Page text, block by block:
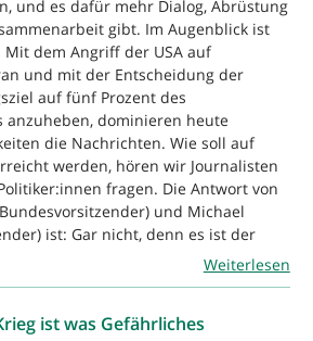
und es dafür mehr Dialog, Abrüstung
gibt. Im Augenblick ist
Mit dem Angriff der USA auf
und mit der Entscheidung der
auf fünf Prozent des
dominieren heute
die Nachrichten. Wie soll auf
werden, hören wir Journalisten
fragen. Die Antwort von
und Michael
ist: Gar nicht, denn es ist der
Weiterlesen
ist was Gefährliches